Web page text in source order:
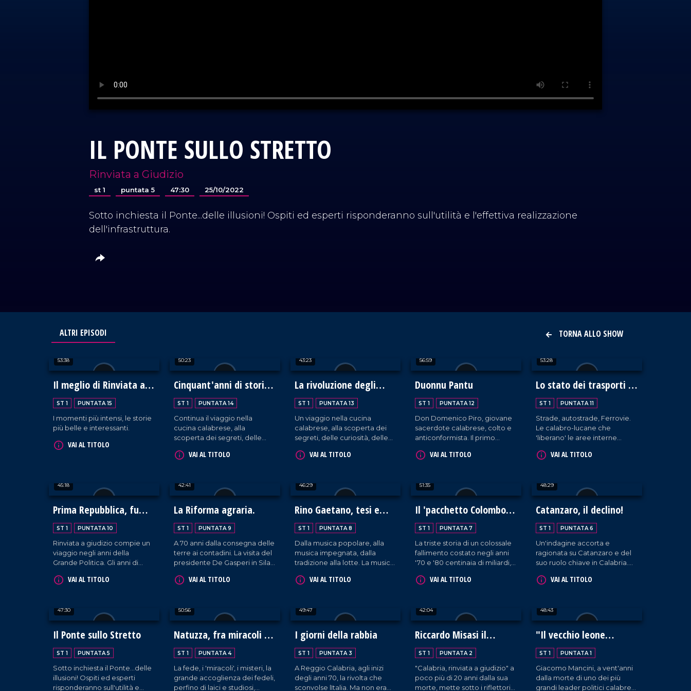
IL PONTE SULLO STRETTO
Rinviata a Giudizio
st 1 puntata 5 47:30 25/10/2022
Sotto inchiesta il Ponte...delle illusioni! Ospiti ed esperti risponderanno sull'utilità e l'effettiva realizzazione
dell'infrastruttura.
TORNA ALLO SHOW
ALTRI EPISODI
53:38
Il meglio di Rinviata a
Giudizio
ST 1 PUNTATA 15
I momenti più intensi, le storie
più belle e interessanti.
VAI AL TITOLO
50:23
Cinquant'anni di storia
della Calabria
ST 1 PUNTATA 14
Continua il viaggio nella
cucina calabrese, alla
scoperta dei segreti, delle
potenzialità del settore
VAI AL TITOLO
43:23
La rivoluzione degli
chef
ST 1 PUNTATA 13
Un viaggio nella cucina
calabrese, alla scoperta dei
segreti, delle curiosità, delle
settore agroalimentare
VAI AL TITOLO
56:59
Duonnu Pantu
ST 1 PUNTATA 12
Don Domenico Piro, giovane
sacerdote calabrese, colto e
anticonformista. Il primo
VAI AL TITOLO
53:28
Lo stato dei trasporti in
Calabria
ST 1 PUNTATA 11
Strade, autostrade, Ferrovie.
Le calabro-lucane che
'liberano' le aree interne
isolamento. L'A2 sarà
VAI AL TITOLO
45:18
Prima Repubblica, fu
vera gloria?
ST 1 PUNTATA 10
Rinviata a giudizio compie un
viaggio negli anni della
Grande Politica. Gli anni di
Carmelo Pujia-Antonino
VAI AL TITOLO
42:41
La Riforma agraria.
ST 1 PUNTATA 9
A 70 anni dalla consegna delle
terre ai contadini. La visita del
presidente De Gasperi in Sila.
Fausto Gullo. Il futuro
VAI AL TITOLO
46:29
Rino Gaetano, tesi e
illusioni
ST 1 PUNTATA 8
Dalla musica popolare, alla
musica impegnata, dalla
tradizione alla lotte. La musica
grande importanza in
scena.
VAI AL TITOLO
51:35
Il 'pacchetto Colombo',
l'industrializzazione
fallita
ST 1 PUNTATA 7
La triste storia di un colossale
fallimento costato negli anni
'70 e '80 centinaia di miliardi,
infinità di sogni svaniti. O forse
VAI AL TITOLO
48:29
Catanzaro, il declino!
ST 1 PUNTATA 6
Un'indagine accorta e
ragionata su Catanzaro e del
suo ruolo chiave in Calabria.
vogliamo ricordare con
VAI AL TITOLO
47:30
Il Ponte sullo Stretto
ST 1 PUNTATA 5
Sotto inchiesta il Ponte...delle
illusioni! Ospiti ed esperti
risponderanno sull'utilità e
50:56
Natuzza, fra miracoli e
misteri
ST 1 PUNTATA 4
La fede, i 'miracoli', i misteri, la
grande accoglienza dei fedeli,
perfino di laici e studiosi,
49:47
I giorni della rabbia
ST 1 PUNTATA 3
A Reggio Calabria, agli inizi
degli anni 70, la rivolta che
sconvolse lItalia. Ma non era
42:04
Riccardo Misasi il
potente ministro DC
ST 1 PUNTATA 2
"Calabria, rinviata a giudizio" a
poco più di 20 anni dalla sua
morte, mette sotto i riflettori
48:43
"Il vecchio leone
socialista"
ST 1 PUNTATA 1
Giacomo Mancini, a vent'anni
dalla morte di uno dei più
grandi leader politici calabresi.